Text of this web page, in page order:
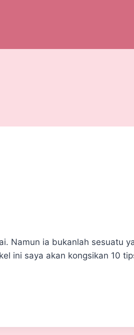
Namun ia bukanlah sesuatu
ini saya akan kongsikan 10